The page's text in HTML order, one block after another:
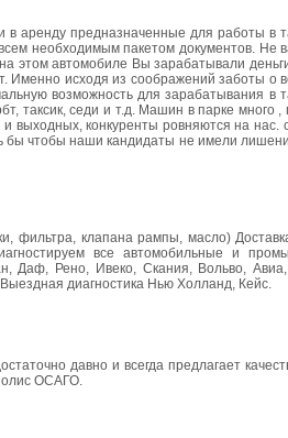
аренду предназначенные для работы в
необходимым пакетом документов. Не
этом автомобиле Вы зарабатывали
Именно исходя из соображений заботы о
возможность для зарабатывания в
таксик, седи и т.д. Машин в парке
конкуренты ровняются на нас.
бы чтобы наши кандидаты не имели
фильтра, клапана рампы, масло)
все автомобильные и
Даф, Рено, Ивеко, Скания, Вольво,
диагностика Нью Холланд, Кейс.
давно и всегда предлагает
ОСАГО.